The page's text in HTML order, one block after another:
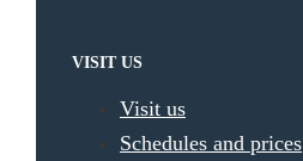
VISIT US
Visit us
Schedules and prices